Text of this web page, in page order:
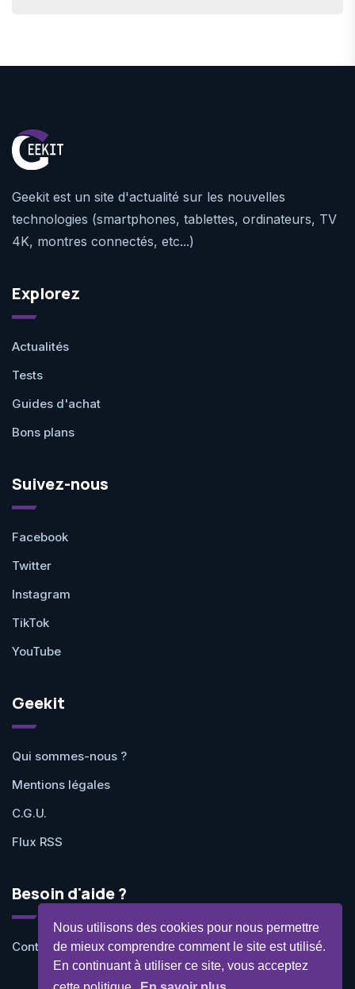
Nous utilisons des cookies pour nous permettre
de mieux comprendre comment le site est utilisé.
En continuant à utiliser ce site, vous acceptez
Geekit est un site d'actualité sur les nouvelles
technologies (smartphones, tablettes, ordinateurs, TV
4K, montres connectés, etc...)
Explorez
Actualités
Tests
Guides d'achat
Bons plans
Suivez-nous
Facebook
Twitter
Instagram
TikTok
YouTube
Geekit
Qui sommes-nous ?
Mentions légales
C.G.U.
Flux RSS
Besoin d'aide ?
Contactez-nous